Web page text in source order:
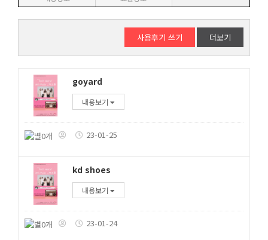
사용후기 쓰기 더보기
goyard
내용보기
23-01-25
kd shoes
내용보기
23-01-24